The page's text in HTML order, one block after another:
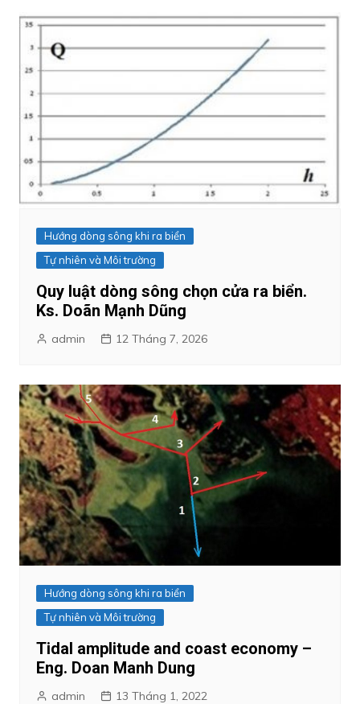
Hướng dòng sông khi ra biển
Tự nhiên và Môi trường
Quy luật dòng sông chọn cửa ra biển.
Ks. Doãn Mạnh Dũng
admin 12 Tháng 7, 2026
Hướng dòng sông khi ra biển
Tự nhiên và Môi trường
Tidal amplitude and coast economy –
Eng. Doan Manh Dung
admin 13 Tháng 1, 2022